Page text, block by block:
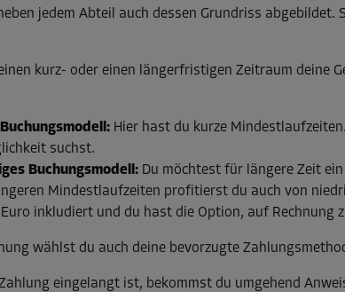
jedem Abteil auch dessen Grundriss
kurz- oder einen längerfristigen Zeitraum deine
Hier hast du kurze
suchst.
Buchungsmodell: Du möchtest für längere Zeit
Mindestlaufzeiten profitierst du auch von
inkludiert und du hast die Option, auf Rechnung
wählst du auch deine bevorzugte
eingelangt ist, bekommst du umgehend